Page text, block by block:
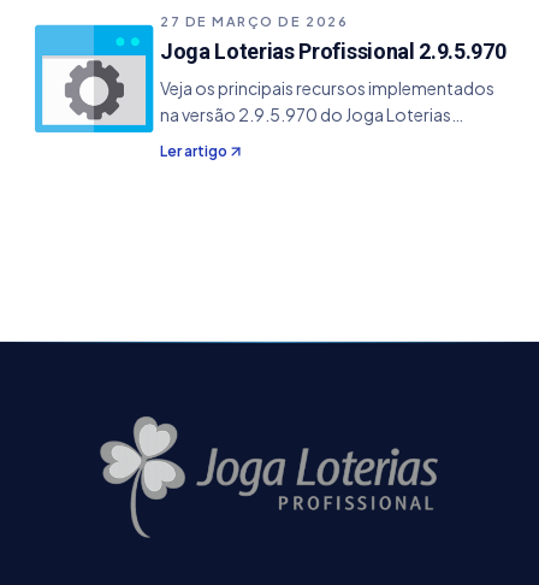
Ajustado loading dos parâmetros de
resultados.
27 DE MARÇO DE 2026
Joga Loterias Profissional 2.9.5.970
Veja os principais recursos implementados
na versão 2.9.5.970 do Joga Loterias
Profissional. - Corrigido erro de patch de
atualizações devido a mudança de
Ler artigo